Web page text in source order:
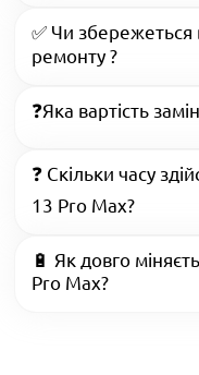
✅ Чи збережеться
ремонту ?
❓Яка вартість
❓ Скільки часу
13 Pro Max?
🔋 Як довго
Pro Max?